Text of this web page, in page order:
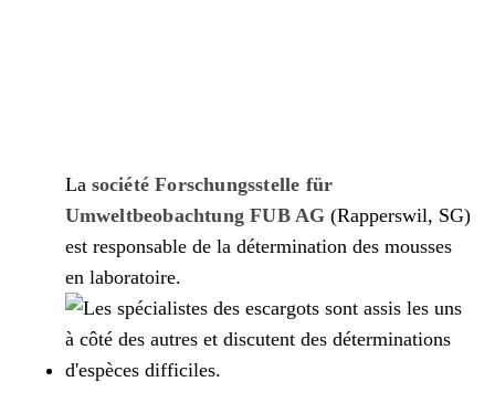
La société Forschungsstelle für
Umweltbeobachtung FUB AG (Rapperswil, SG)
est responsable de la détermination des mousses
en laboratoire.